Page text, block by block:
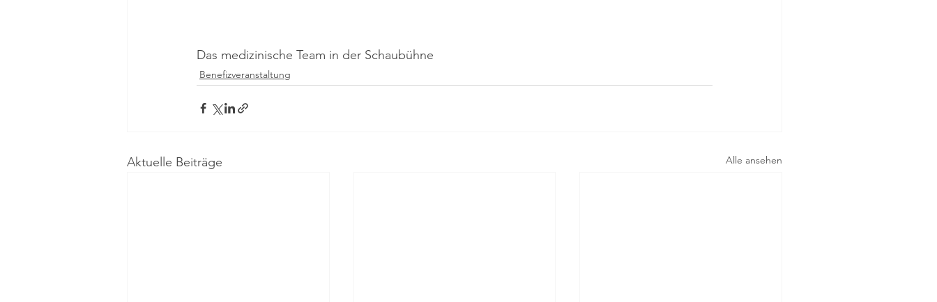
Das medizinische Team in der Schaubühne
Benefizveranstaltung
Aktuelle Beiträge Alle ansehen